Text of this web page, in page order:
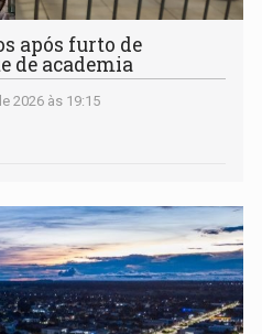
após furto de
de academia
2026 às 19:15